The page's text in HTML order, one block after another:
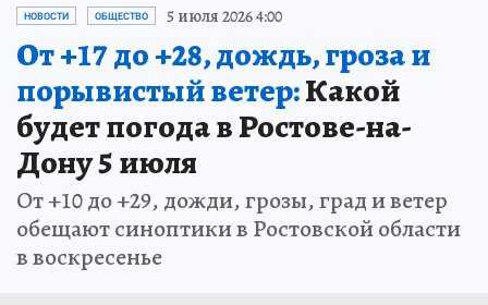
НОВОСТИ ОБЩЕСТВО 5 июля 2026 4:00
От +17 до +28, дождь, гроза и
порывистый ветер:Какой
будет погода в Ростове-на-
Дону 5 июля
От +10 до +29, дожди, грозы, град и ветер
обещают синоптики в Ростовской области
в воскресенье